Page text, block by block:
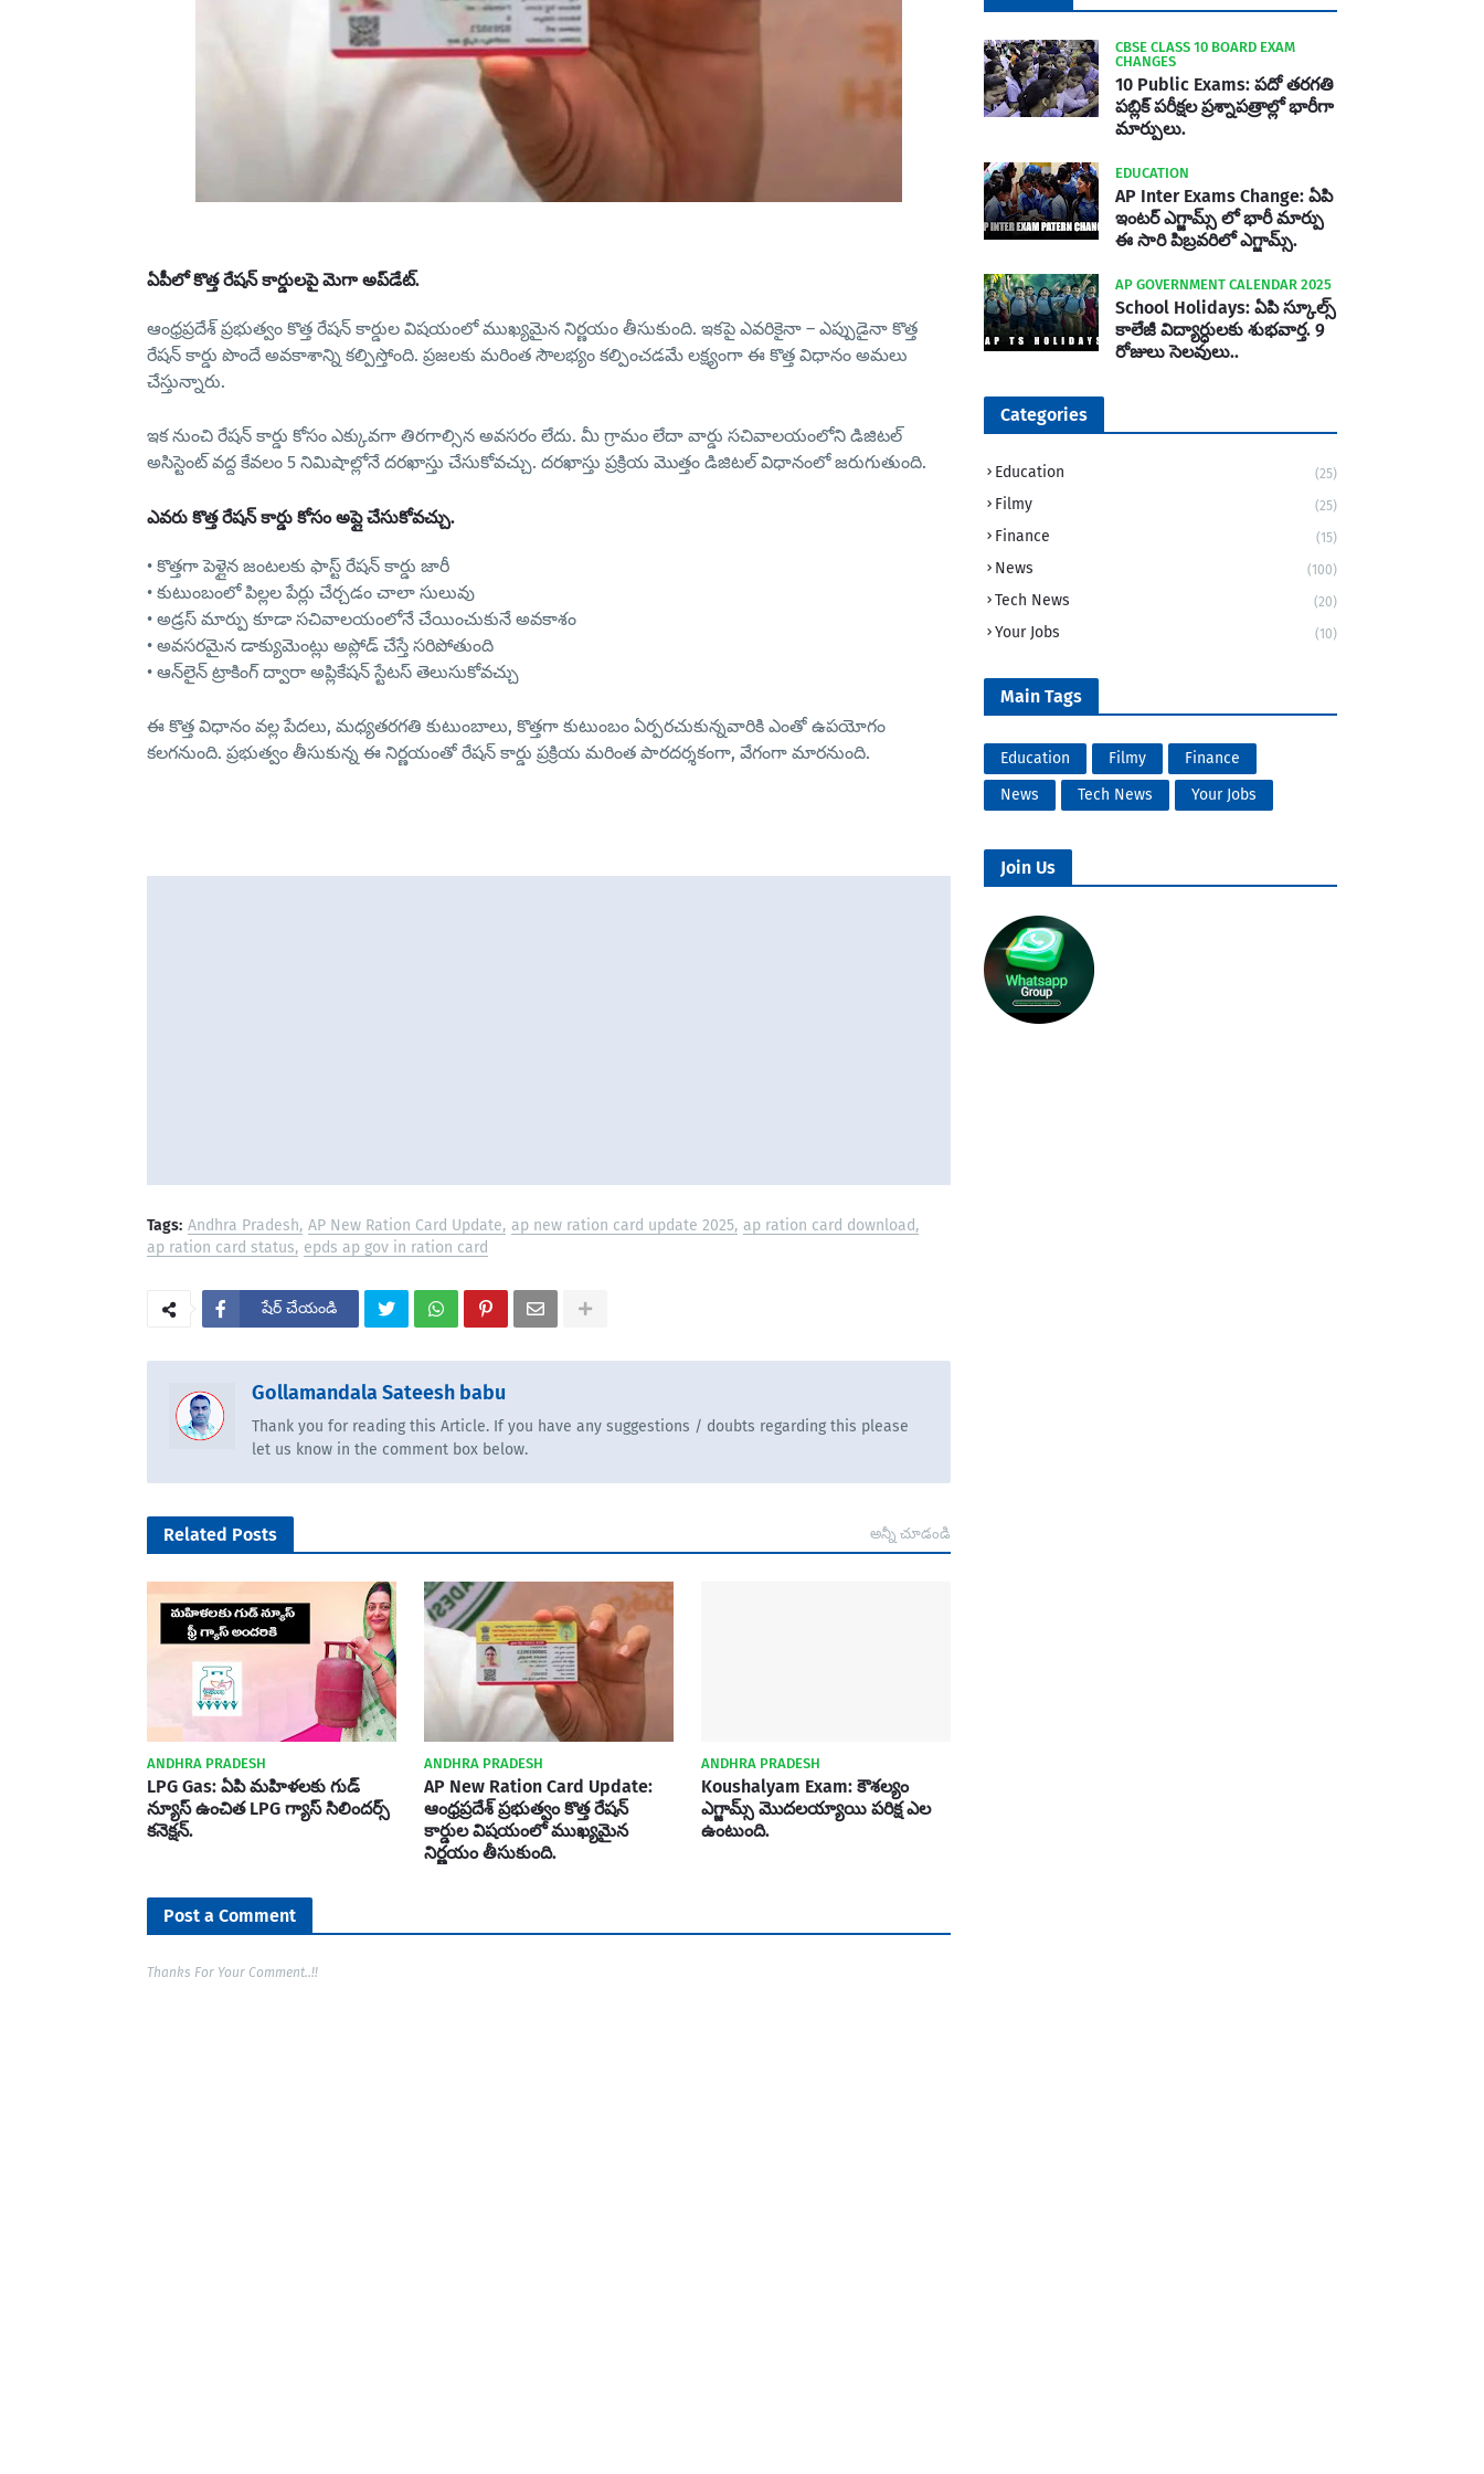
ఏపీలో కొత్త రేషన్ కార్డులపై మెగా అప్‌డేట్.
ఆంధ్రప్రదేశ్ ప్రభుత్వం కొత్త రేషన్ కార్డుల విషయంలో ముఖ్యమైన నిర్ణయం తీసుకుంది. ఇకపై ఎవరికైనా – ఎప్పుడైనా కొత్త
రేషన్ కార్డు పొందే అవకాశాన్ని కల్పిస్తోంది. ప్రజలకు మరింత సౌలభ్యం కల్పించడమే లక్ష్యంగా ఈ కొత్త విధానం అమలు
చేస్తున్నారు.
ఇక నుంచి రేషన్ కార్డు కోసం ఎక్కువగా తిరగాల్సిన అవసరం లేదు. మీ గ్రామం లేదా వార్డు సచివాలయంలోని డిజిటల్
అసిస్టెంట్ వద్ద కేవలం 5 నిమిషాల్లోనే దరఖాస్తు చేసుకోవచ్చు. దరఖాస్తు ప్రక్రియ మొత్తం డిజిటల్ విధానంలో జరుగుతుంది.
ఎవరు కొత్త రేషన్ కార్డు కోసం అప్లై చేసుకోవచ్చు.
• కొత్తగా పెళ్లైన జంటలకు ఫాస్ట్ రేషన్ కార్డు జారీ
• కుటుంబంలోపిల్లల పేర్లు చేర్చడం చాలా సులువు
• అడ్రస్ మార్పు కూడా సచివాలయంలోనే చేయించుకునే అవకాశం
• అవసరమైన డాక్యుమెంట్లు అప్లోడ్ చేస్తే సరిపోతుంది
• ఆన్‌లైన్ ట్రాకింగ్ ద్వారా అప్లికేషన్ స్టేటస్ తెలుసుకోవచ్చు
ఈ కొత్త విధానం వల్ల పేదలు, మధ్యతరగతి కుటుంబాలు, కొత్తగా కుటుంబం ఏర్పరచుకున్నవారికి ఎంతో ఉపయోగం
కలగనుంది. ప్రభుత్వం తీసుకున్న ఈ నిర్ణయంతో రేషన్ కార్డు ప్రక్రియ మరింత పారదర్శకంగా, వేగంగా మారనుంది.
Tags: Andhra Pradesh AP New Ration Card Update ap new ration card update 2025 ap ration card download
ap ration card status epds ap gov in ration card
షేర్ చేయండి
Gollamandala Sateesh babu
Thank you for reading this Article. If you have any suggestions / doubts regarding this please
let us know in the comment box below.
Related Posts అన్నీ చూడండి
ANDHRA PRADESH
LPG Gas: ఏపి మహిళలకు గుడ్
న్యూస్ ఉంచిత LPG గ్యాస్ సిలిందర్స్
కనెక్షన్.
ANDHRA PRADESH
AP New Ration Card Update:
ఆంధ్రప్రదేశ్ ప్రభుత్వం కొత్త రేషన్
కార్డుల విషయంలో ముఖ్యమైన
నిర్ణయం తీసుకుంది.
ANDHRA PRADESH
Koushalyam Exam: కౌశల్యం
ఎగ్జామ్స్ మొదలయ్యాయి పరిక్ష ఎల
ఉంటుంది.
Post a Comment
Thanks For Your Comment..!!
CBSE CLASS 10 BOARD EXAM
CHANGES
10 Public Exams: పదో తరగతి
పబ్లిక్‌ పరీక్షల ప్రశ్నాపత్రాల్లో భారీగా
మార్పులు.
EDUCATION
AP Inter Exams Change: ఏపి
ఇంటర్ ఎగ్జామ్స్ లో భారీ మార్పు
ఈ సారి పిబ్రవరిలో ఎగ్జామ్స్.
AP GOVERNMENT CALENDAR 2025
School Holidays: ఏపి స్కూల్స్
కాలేజీ విద్యార్ధులకు శుభవార్త. 9
రోజులు సెలవులు..
Categories
Education (25)
Filmy (25)
Finance (15)
News (100)
Tech News (20)
Your Jobs (10)
Main Tags
Education Filmy
Finance
News
Tech News Your Jobs
Join Us